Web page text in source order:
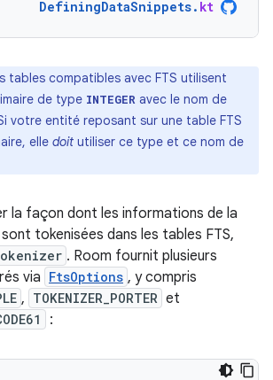
DefiningDataSnippets. kt
tables compatibles avec FTS utilisent
de type INTEGER avec le nom de
votre entité reposant sur une table FTS
elle doit utiliser ce type et ce nom de
la façon dont les informations de la
tokenisées dans les tables FTS,
. Room fournit plusieurs
via FtsOptions , y compris
, TOKENIZER_PORTER et
: